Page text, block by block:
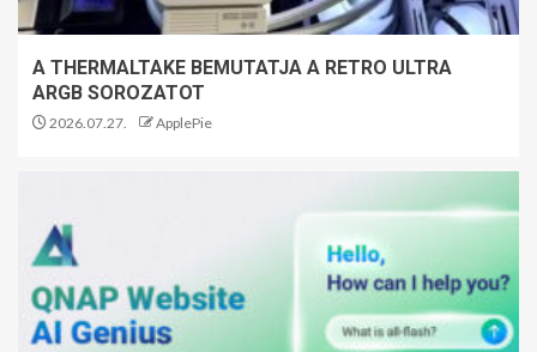
A THERMALTAKE BEMUTATJA A RETRO ULTRA
ARGB SOROZATOT
2026.07.27. ApplePie